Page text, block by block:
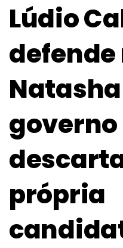
Lúdio
defende
governo
própria